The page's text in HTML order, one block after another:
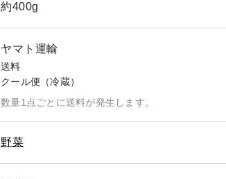
約400g
ヤマト運輸
送料
クール便（冷蔵）
数量1点ごとに送料が発生します。
野菜